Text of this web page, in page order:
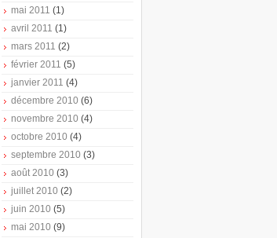
mai 2011 (1)
avril 2011 (1)
mars 2011 (2)
février 2011 (5)
janvier 2011 (4)
décembre 2010 (6)
novembre 2010 (4)
octobre 2010 (4)
septembre 2010 (3)
août 2010 (3)
juillet 2010 (2)
juin 2010 (5)
mai 2010 (9)